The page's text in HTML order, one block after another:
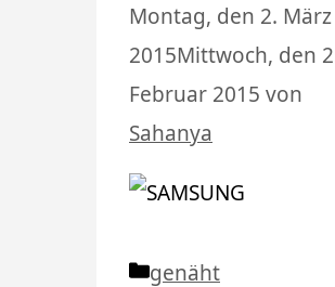
Montag, den 2. März
2015Mittwoch, den
Februar 2015 von
Sahanya
Kategorien
genäht